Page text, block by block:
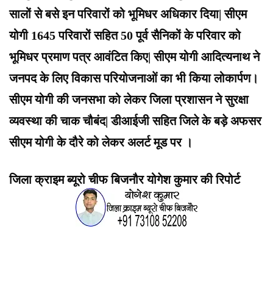
सालों से बसे इन परिवारों को भूमिधर अधिकार दिया| सीएम
योगी 1645 परिवारों सहित 50 पूर्व सैनिकों के परिवार को
भूमिधर प्रमाण पत्र आवंटित किए| सीएम योगी आदित्यनाथ ने
जनपद के लिए विकास परियोजनाओं का भी किया लोकार्पण।
सीएम योगी की जनसभा को लेकर जिला प्रशासन ने सुरक्षा
व्यवस्था की चाक चौबंद| डीआईजी सहित जिले के बड़े अफसर
सीएम योगी के दौरे को लेकर अलर्ट मूड पर ।
जिला क्राइम ब्यूरो चीफ बिजनौर योगेश कुमार की रिपोर्ट